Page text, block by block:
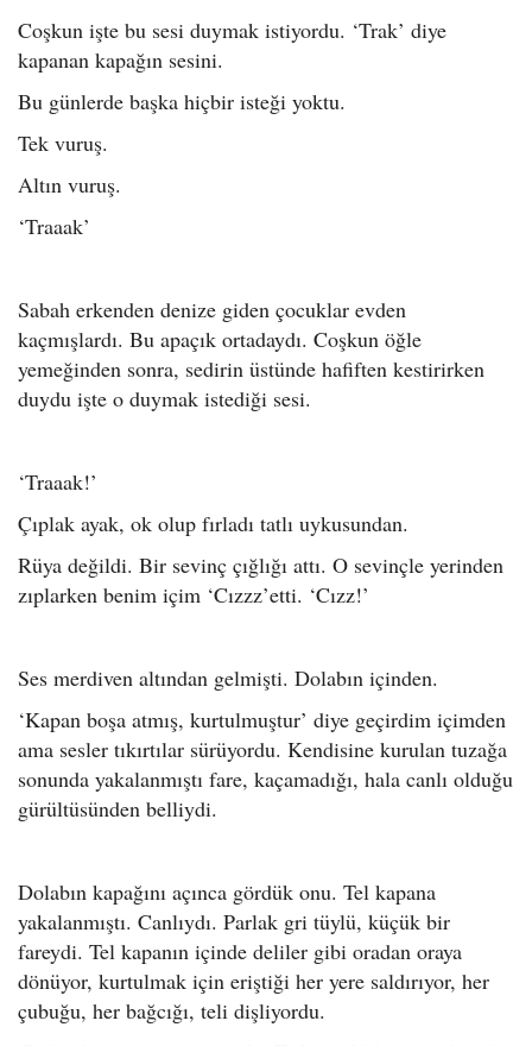
Coşkun işte bu sesi duymak istiyordu. ‘Trak’ diye
kapanan kapağın sesini.
Bu günlerde başka hiçbir isteği yoktu.
Tek vuruş.
Altın vuruş.
‘Traaak’
Sabah erkenden denize giden çocuklar evden
kaçmışlardı. Bu apaçık ortadaydı. Coşkun öğle
yemeğinden sonra, sedirin üstünde hafiften kestirirken
duydu işte o duymak istediği sesi.
‘Traaak!’
Çıplak ayak, ok olup fırladı tatlı uykusundan.
Rüya değildi. Bir sevinç çığlığı attı. O sevinçle yerinden
zıplarken benim içim ‘Cızzz’etti. ‘Cızz!’
Ses merdiven altından gelmişti. Dolabın içinden.
‘Kapan boşa atmış, kurtulmuştur’ diye geçirdim içimden
ama sesler tıkırtılar sürüyordu. Kendisine kurulan tuzağa
sonunda yakalanmıştı fare, kaçamadığı, hala canlı olduğu
gürültüsünden belliydi.
Dolabın kapağını açınca gördük onu. Tel kapana
yakalanmıştı. Canlıydı. Parlak gri tüylü, küçük bir
fareydi. Tel kapanın içinde deliler gibi oradan oraya
dönüyor, kurtulmak için eriştiği her yere saldırıyor, her
çubuğu, her bağcığı, teli dişliyordu.